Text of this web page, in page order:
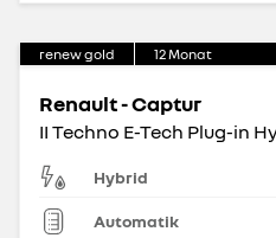
renew gold 12Monat
Renault - Captur
II Techno E-Tech Plug-in
Hybrid
Automatik